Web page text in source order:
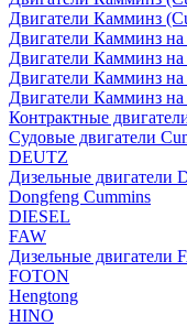
Двигатели Камминз
Двигатели Камминз
Двигатели Камминз
Двигатели Камминз
Двигатели Камминз
Контрактные
Судовые двигатели
DEUTZ
Дизельные двигатели
Dongfeng Cummins
DIESEL
FAW
Дизельные
FOTON
Hengtong
HINO